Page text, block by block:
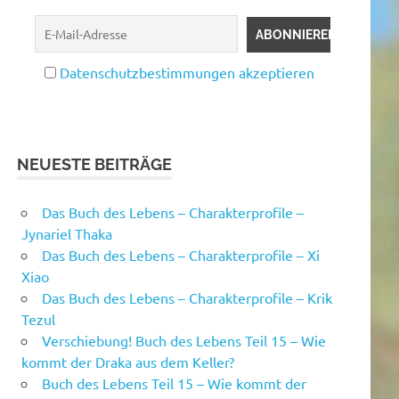
Datenschutzbestimmungen akzeptieren
NEUESTE BEITRÄGE
Das Buch des Lebens – Charakterprofile –
Jynariel Thaka
Das Buch des Lebens – Charakterprofile – Xi
Xiao
Das Buch des Lebens – Charakterprofile – Krik
Tezul
Verschiebung! Buch des Lebens Teil 15 – Wie
kommt der Draka aus dem Keller?
Buch des Lebens Teil 15 – Wie kommt der